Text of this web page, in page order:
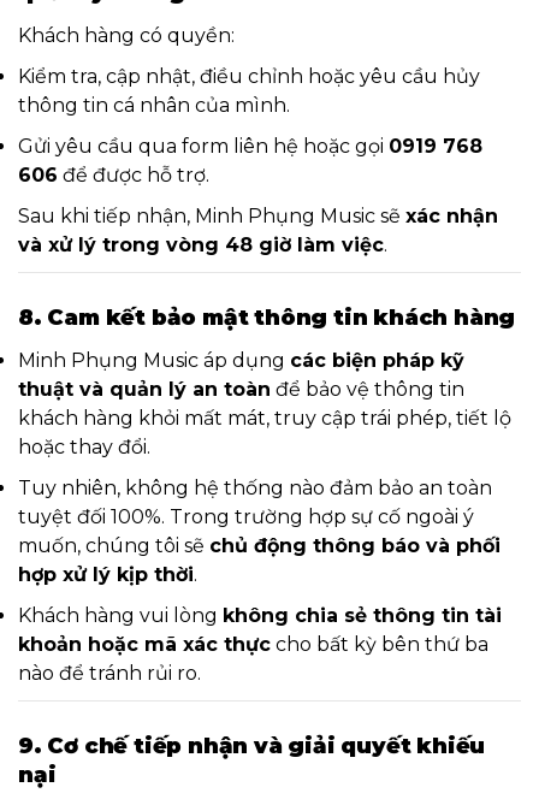
Khách hàng có quyền:
Kiểm tra, cập nhật, điều chỉnh hoặc yêu cầu hủy
thông tin cá nhân của mình.
Gửi yêu cầu qua form liên hệ hoặc gọi 0919 768
606 để được hỗ trợ.
Sau khi tiếp nhận, Minh Phụng Music sẽ xác nhận
và xử lý trong vòng 48 giờ làm việc.
8. Cam kết bảo mật thông tin khách hàng
Minh Phụng Music áp dụng các biện pháp kỹ
thuật và quản lý an toàn để bảo vệ thông tin
khách hàng khỏi mất mát, truy cập trái phép, tiết lộ
hoặc thay đổi.
Tuy nhiên, không hệ thống nào đảm bảo an toàn
tuyệt đối 100%. Trong trường hợp sự cố ngoài ý
muốn, chúng tôi sẽ chủ động thông báo và phối
hợp xử lý kịp thời.
Khách hàng vui lòng không chia sẻ thông tin tài
khoản hoặc mã xác thực cho bất kỳ bên thứ ba
nào để tránh rủi ro.
9. Cơ chế tiếp nhận và giải quyết khiếu
nại